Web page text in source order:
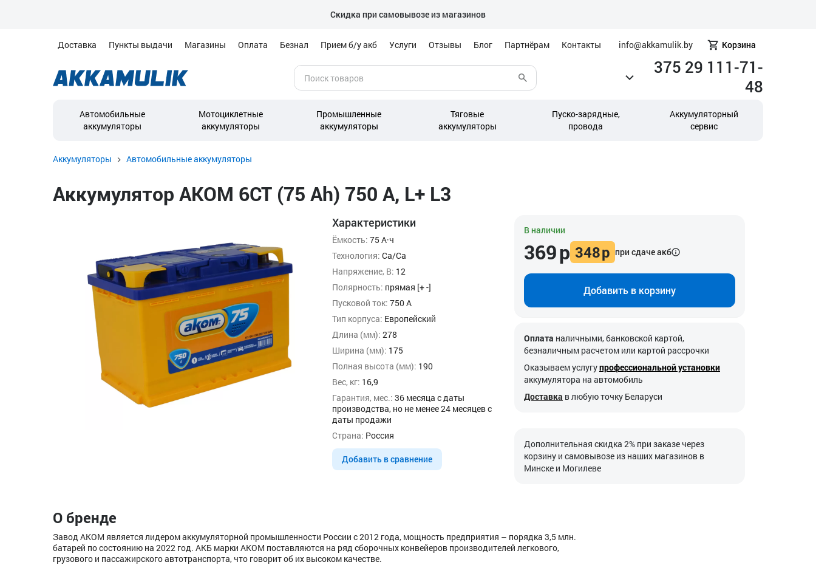
Скидка при самовывозе из магазинов
Доставка Пункты выдачи Магазины Оплата Безнал Прием б/у акб Услуги Отзывы Блог Партнёрам Контакты info@akkamulik.by Корзина
375 29 111-71-
48
Автомобильные
аккумуляторы
Мотоциклетные
аккумуляторы
Промышленные
аккумуляторы
Тяговые
аккумуляторы
Пуско-зарядные,
провода
Аккумуляторный
сервис
Аккумуляторы Автомобильные аккумуляторы
Аккумулятор AKOM 6СТ (75 Ah) 750 А, L+ L3
Характеристики
Ёмкость: 75 А·ч
Технология: Ca/Ca
Напряжение, В: 12
Полярность: прямая [+ -]
Пусковой ток: 750 А
Тип корпуса: Европейский
Длина (мм): 278
Ширина (мм): 175
Полная высота (мм): 190
Вес, кг: 16,9
Гарантия, мес.: 36 месяца с даты
производства, но не менее 24 месяцев с
даты продажи
Страна: Россия
Добавить в сравнение
В наличии
369р 348р при сдаче акб
Добавить в корзину
Оплата наличными, банковской картой,
безналичным расчетом или картой рассрочки
Оказываем услугупрофессиональной установки
аккумулятора на автомобиль
Доставка в любую точку Беларуси
Дополнительная скидка 2% при заказе через
корзину и самовывозе из наших магазинов в
Минске и Могилеве
О бренде
Завод АКОМ является лидером аккумуляторной промышленности России с 2012 года, мощность предприятия – порядка 3,5 млн.
батарей по состоянию на 2022 год. АКБ марки АКОМ поставляются на ряд сборочных конвейеров производителей легкового,
грузового и пассажирского автотранспорта, что говорит об их высоком качестве.